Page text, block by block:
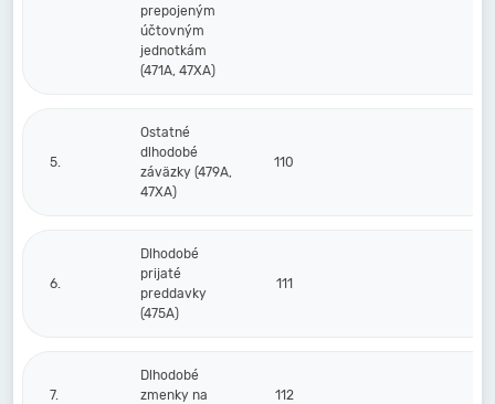
prepojeným
účtovným
jednotkám
(471A, 47XA)
5.
Ostatné
dlhodobé
záväzky (479A,
47XA)
110
6.
Dlhodobé
prijaté
preddavky
(475A)
111
7.
Dlhodobé
zmenky na
112